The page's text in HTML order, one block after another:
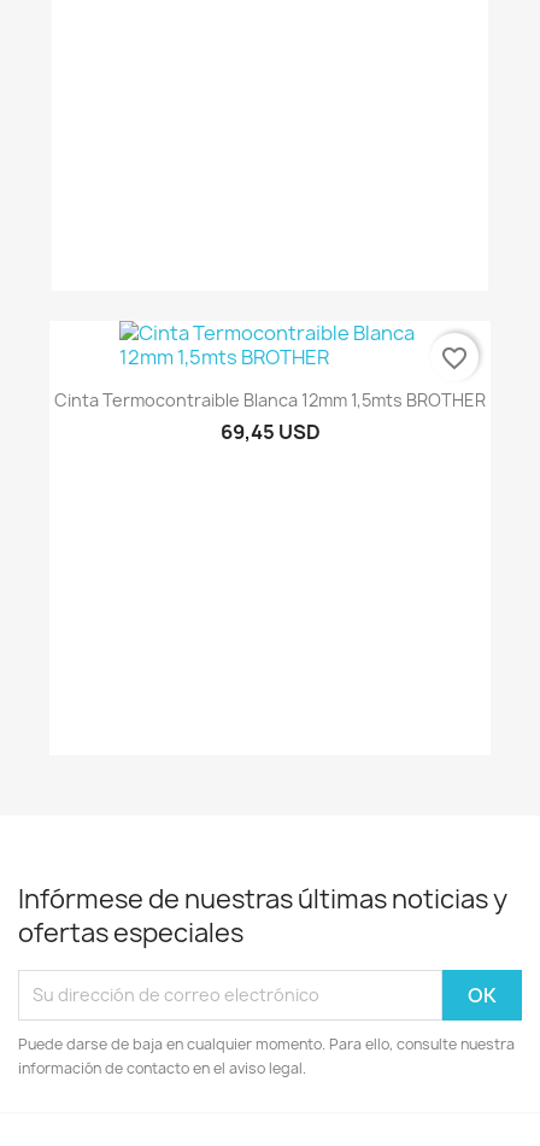
Cinta Termocontraible Blanca 12mm 1,5mts BROTHER
69,45 USD
favorite_border
Infórmese de nuestras últimas noticias y
ofertas especiales
Puede darse de baja en cualquier momento. Para ello, consulte nuestra
información de contacto en el aviso legal.